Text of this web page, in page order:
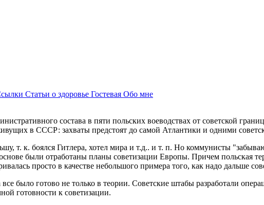
Статьи о здоровье Гостевая Обо мне
состава в пяти польских воеводствах от советской
в СССР: захваты предстоят до самой Атлантики и одними
т. к. боялся Гитлера, хотел мира и т.д.. и т. п. Но коммунисты
были отработаны планы советизации Европы. Причем польская
просто в качестве небольшого примера того, как надо дальше
было готово не только в теории. Советские штабы разработали
готовности к советизации.